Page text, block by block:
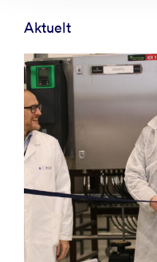
Aktuelt